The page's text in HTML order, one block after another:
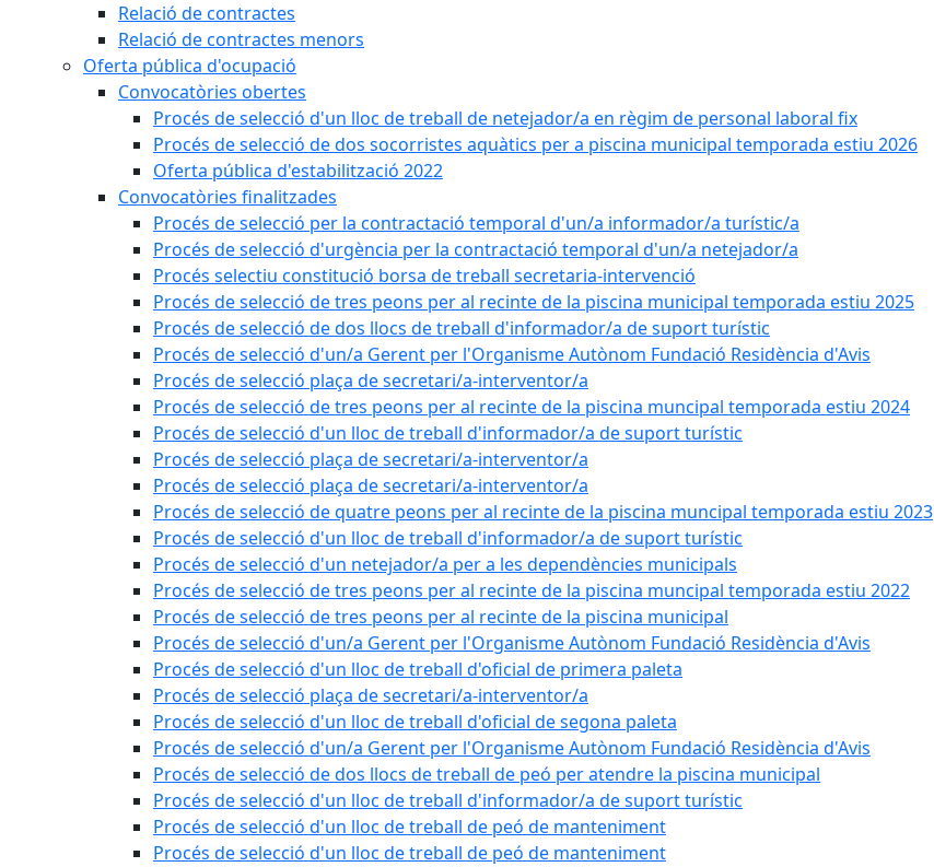
Relació de contractes
Relació de contractes menors
Oferta pública d'ocupació
Convocatòries obertes
Procés de selecció d'un lloc de treball de netejador/a en règim de personal laboral fix
Procés de selecció de dos socorristes aquàtics per a piscina municipal temporada estiu 2026
Oferta pública d'estabilització 2022
Convocatòries finalitzades
Procés de selecció per la contractació temporal d'un/a informador/a turístic/a
Procés de selecció d'urgència per la contractació temporal d'un/a netejador/a
Procés selectiu constitució borsa de treball secretaria-intervenció
Procés de selecció de tres peons per al recinte de la piscina municipal temporada estiu 2025
Procés de selecció de dos llocs de treball d'informador/a de suport turístic
Procés de selecció d'un/a Gerent per l'Organisme Autònom Fundació Residència d'Avis
Procés de selecció plaça de secretari/a-interventor/a
Procés de selecció de tres peons per al recinte de la piscina muncipal temporada estiu 2024
Procés de selecció d'un lloc de treball d'informador/a de suport turístic
Procés de selecció plaça de secretari/a-interventor/a
Procés de selecció plaça de secretari/a-interventor/a
Procés de selecció de quatre peons per al recinte de la piscina muncipal temporada estiu 2023
Procés de selecció d'un lloc de treball d'informador/a de suport turístic
Procés de selecció d'un netejador/a per a les dependències municipals
Procés de selecció de tres peons per al recinte de la piscina muncipal temporada estiu 2022
Procés de selecció de tres peons per al recinte de la piscina municipal
Procés de selecció d'un/a Gerent per l'Organisme Autònom Fundació Residència d'Avis
Procés de selecció d'un lloc de treball d'oficial de primera paleta
Procés de selecció plaça de secretari/a-interventor/a
Procés de selecció d'un lloc de treball d'oficial de segona paleta
Procés de selecció d'un/a Gerent per l'Organisme Autònom Fundació Residència d'Avis
Procés de selecció de dos llocs de treball de peó per atendre la piscina municipal
Procés de selecció d'un lloc de treball d'informador/a de suport turístic
Procés de selecció d'un lloc de treball de peó de manteniment
Procés de selecció d'un lloc de treball de peó de manteniment